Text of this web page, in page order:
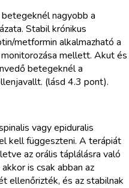
nagyobb a
Stabil krónikus
metformin alkalmazható a
mellett. Akut és
betegeknél a
(lásd 4.3 pont).
vagy epiduralis
kell függeszteni. A terápiát
az orális táplálásra való
is csak abban az
ellenőrizték, és az stabilnak